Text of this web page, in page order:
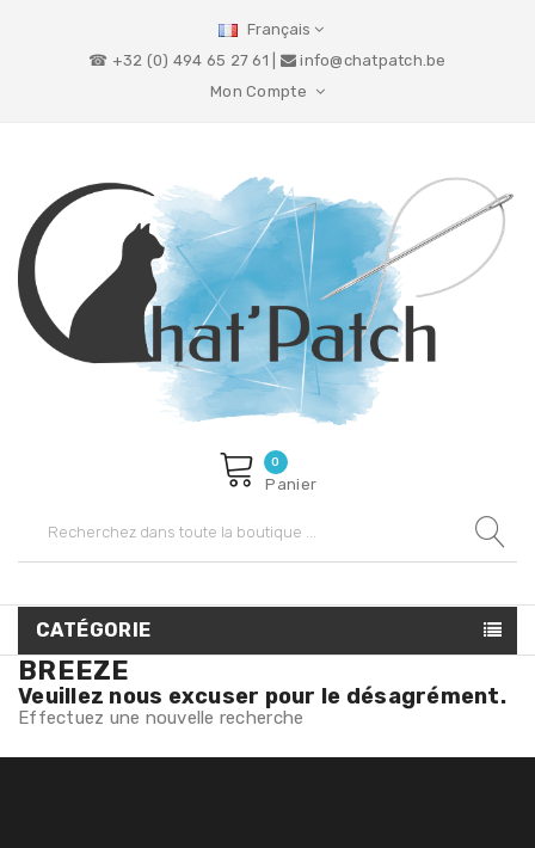
Français
☎ +32 (0) 494 65 27 61 |
info@chatpatch.be
Mon Compte
Panier
0
CATÉGORIE
BREEZE
Veuillez nous excuser pour le désagrément.
Effectuez une nouvelle recherche